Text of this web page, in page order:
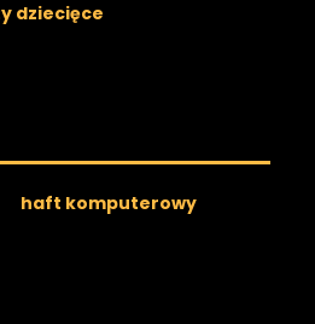
dziecięce
haft komputerowy